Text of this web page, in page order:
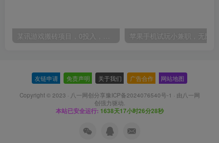
某讯游戏搬砖项目，0投入，可以挂机，轻松上手,月入3000+上不封顶
友链申请 免责声明 关于我们 广告合作 网站地图
Copyright © 2023 · 八一网创分享豫ICP备2024076540号-1 · 由八一网
创强力驱动.
本站已安全运行: 1638天17小时26分29秒